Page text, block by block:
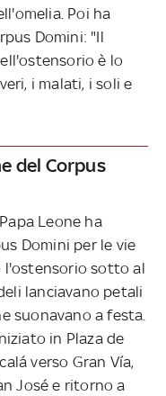
Poi ha
Domini: "Il
è lo
i malati, i soli e
del Corpus
Leone ha
Domini per le vie
l'ostensorio sotto al
lanciavano petali
suonavano a festa.
in Plaza de
verso Gran Vía,
José e ritorno a